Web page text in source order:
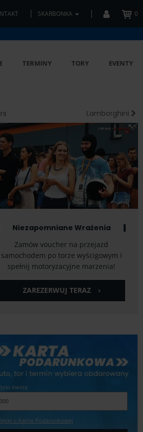
SKARBONKA 0
TERMINY TORY EVENTY
Lamborghini
Niezapomniane Wrażenia
Zamów voucher na przejazd
samochodem po torze wyścigowym i
spełnij motoryzacyjne marzenia!
ZAREZERWUJ TERAZ
kwotę
o Karcie Podarunkowej